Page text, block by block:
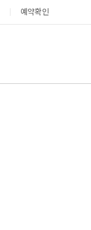
예약확인